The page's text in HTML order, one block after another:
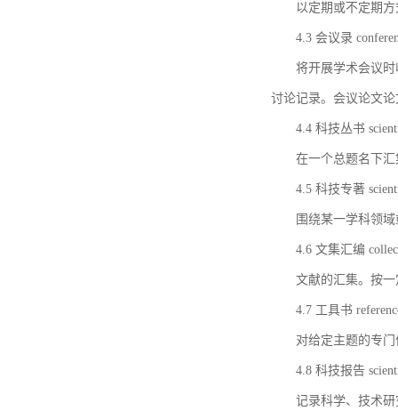
以定期或不定期
4.3 会议录
将开展学术会议
讨论记录。会议论文
4.4 科技丛书
在一个总题名下
4.5 科技专著
围绕某一学科领
4.6 文集汇编
文献的汇集。按
4.7 工具书
对给定主题的专
4.8 科技报告
记录科学、技术